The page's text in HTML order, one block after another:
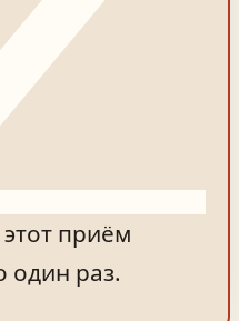
приём
один раз.